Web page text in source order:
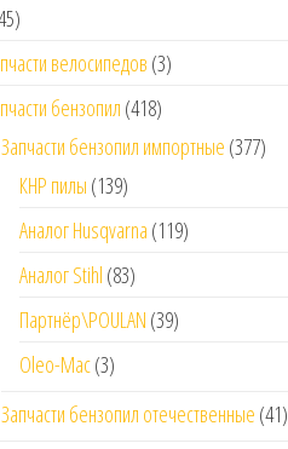
велосипедов (3)
бензопил (418)
Запчасти бензопил импортные (377)
КНР пилы (139)
Аналог Husqvarna (119)
Аналог Stihl (83)
Партнёр\POULAN (39)
Oleo-Mac(3)
Запчасти бензопил отечественные (41)